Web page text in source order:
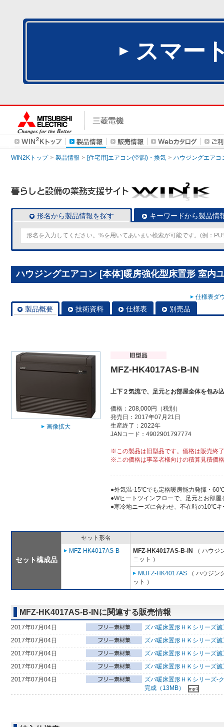
スマー
WIN2Kトップ 製品情報 [住宅用]エアコン(空調)・換気 ハウジングエアコ
形名から製品情報を探す キーワードから製品情
ハウジングエアコン [本体]暖房強化型床置形 室内
仕様表ダ
製品概要 技術資料 仕様表 別売品
画像拡大
MFZ-HK4017AS-B-IN
上下２気流で、足元とお部屋全体を包み
価格：208,000円（税別）
発売日：2017年07月21日
生産終了：2022年
JANコード：4902901797774
※この製品は旧型品です。価格は販売終
※この価格は事業者様向けの積算見積価
●外気温-15℃でも定格暖房能力発揮・
●Wヒートツインフローで、足元とお部屋
●寒冷地ニーズに合わせ、不在時の10℃キ
セット構成品
セット形名
MFZ-HK4017AS-B
MFZ-HK4017AS-B-IN
（ ハウジ
ニット ）
MUFZ-HK4017AS （ ハウジン
ット ）
MFZ-HK4017AS-B-INに関連する販売情報
2017年07月04日
ズバ暖床置形ＨＫシリーズ
2017年07月04日
ズバ暖床置形ＨＫシリーズ
2017年07月04日
ズバ暖床置形ＨＫシリーズ
2017年07月04日
ズバ暖床置形ＨＫシリーズ
2017年07月04日
ズバ暖床置形ＨＫシリーズ-
完成（13MB）